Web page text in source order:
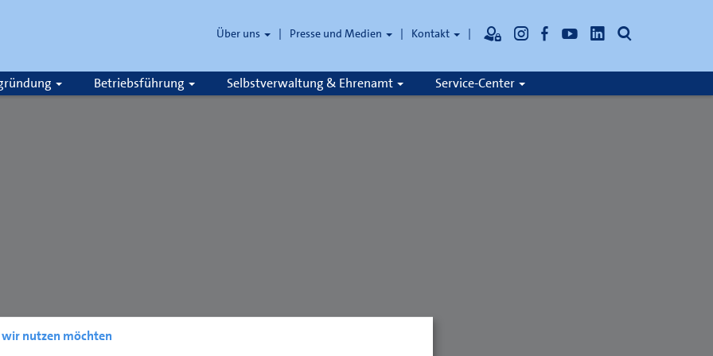
Über uns Presse und Medien Kontakt
Betriebsführung Selbstverwaltung & Ehrenamt Service-Center
nutzen möchten